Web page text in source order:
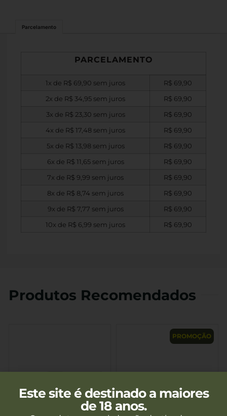
Parcelamento
PARCELAMENTO
1x de R$ 69,90 sem juros R$ 69,90
2x de R$ 34,95 sem juros R$ 69,90
3x de R$ 23,30 sem juros R$ 69,90
4x de R$ 17,48 sem juros R$ 69,90
5x de R$ 13,98sem juros R$ 69,90
6x de R$ 11,65sem juros R$ 69,90
7x de R$ 9,99 sem juros R$ 69,90
8x de R$ 8,74 sem juros R$ 69,90
9x de R$ 7,77 sem juros R$ 69,90
10x de R$ 6,99 sem juros R$ 69,90
Produtos Recomendados
PROMOÇÃO
Este site é destinado a maiores
de 18 anos.